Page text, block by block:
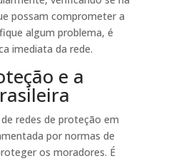
possam comprometer a
algum problema, é
imediata da rede.
e a
redes de proteção em
por normas de
os moradores. É